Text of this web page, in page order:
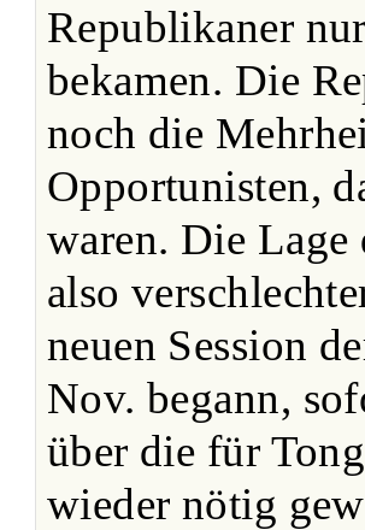
Republikaner
bekamen. Die
noch die
Opportunisten,
waren. Die Lage
also
neuen Session
Nov. begann,
über die für
wieder nötig